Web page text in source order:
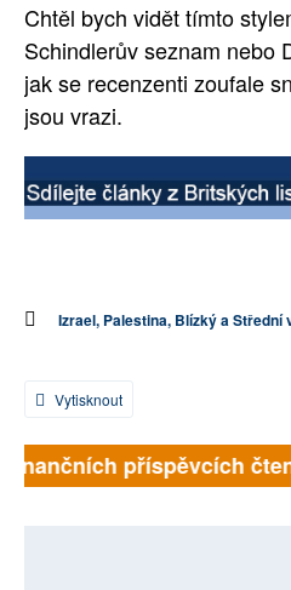
Chtěl bych vidět tímto
Schindlerův seznam nebo
jak se recenzenti zoufale
jsou vrazi.
Izrael, Palestina, Blízký a Střední
Vytisknout
příspěvcích